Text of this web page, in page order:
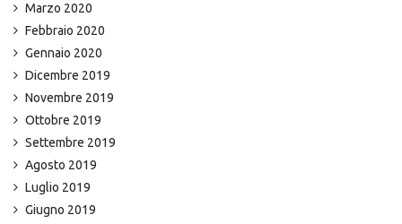
Marzo 2020
Febbraio 2020
Gennaio 2020
Dicembre 2019
Novembre 2019
Ottobre 2019
Settembre 2019
Agosto 2019
Luglio 2019
Giugno 2019